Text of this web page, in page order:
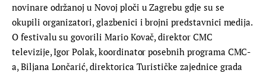
novinare održanoj u Novoj ploči u Zagrebu gdje su se
okupili organizatori, glazbenici i brojni predstavnici medija.
O festivalu su govorili Mario Kovač, direktor CMC
televizije, Igor Polak, koordinator posebnih programa CMC-
a, Biljana Lončarić, direktorica Turističke zajednice grada